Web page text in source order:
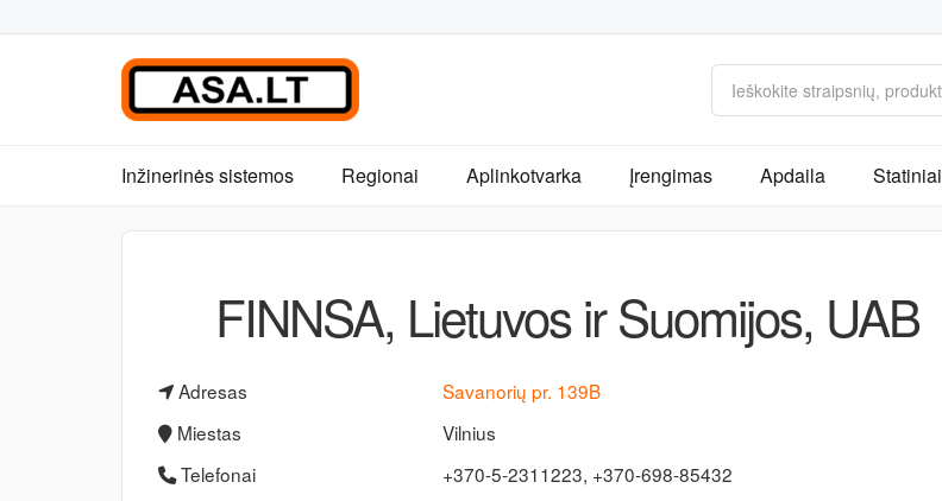
Inžinerinės sistemos Regionai Aplinkotvarka Įrengimas Apdaila Statiniai
FINNSA, Lietuvos ir Suomijos, UAB
Adresas
Savanorių pr. 139B
Miestas
Vilnius
Telefonai
+370-5-2311223, +370-698-85432